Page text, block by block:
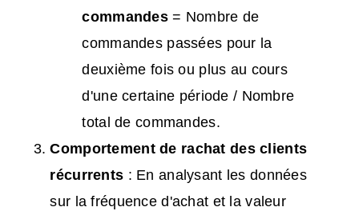
commandes = Nombre de
commandes passées pour la
deuxième fois ou plus au cours
d'une certaine période / Nombre
total de commandes.
Comportement de rachat des clients
récurrents : En analysant les données
sur la fréquence d'achat et la valeur